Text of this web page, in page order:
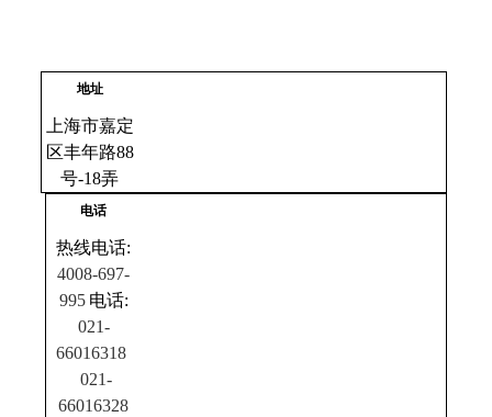
地址
上海市嘉定
区丰年路88
号-18弄
电话
热线电话:
4008-697-
995 电话:
021-
66016318
021-
66016328